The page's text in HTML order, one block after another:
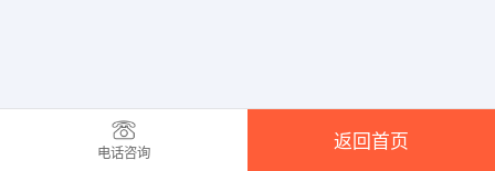
电话咨询
返回首页